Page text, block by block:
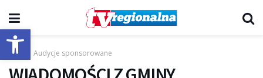
Otwórz pasek narzędzi
Start Audycje sponsorowane